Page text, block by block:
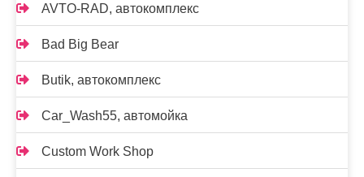
AVTO-RAD, автокомплекс
Bad Big Bear
Butik, автокомплекс
Car_Wash55, автомойка
Custom Work Shop